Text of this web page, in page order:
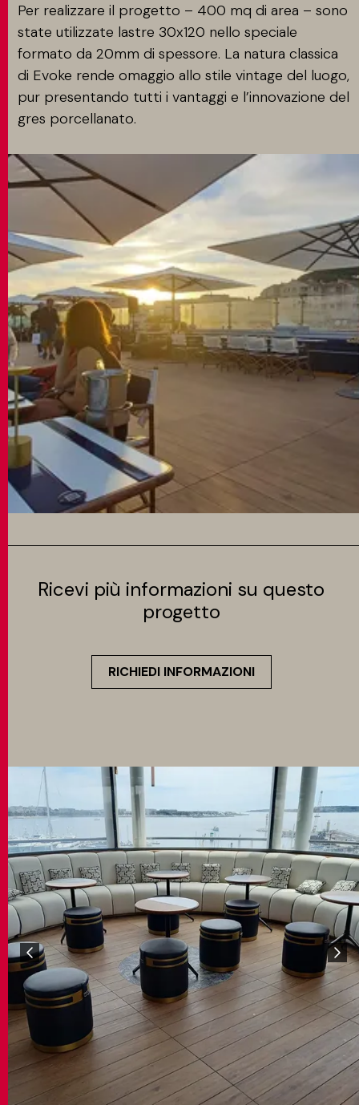
Per realizzare il progetto – 400 mq di area – sono
state utilizzate lastre 30x120 nello speciale
formato da 20mm di spessore. La natura classica
di Evoke rende omaggio allo stile vintage del luogo,
pur presentando tutti i vantaggi e l’innovazione del
gres porcellanato.
Ricevi più informazioni su questo
progetto
RICHIEDI INFORMAZIONI